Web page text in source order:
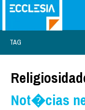
TAG
Not�cias